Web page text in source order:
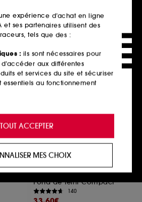
Ajouter au panier
Huile
SHISEIDO
Fond de Teint Compact
Protecteur UV SPF30
Fond de Teint Compact
140
Offre fidélité web
expérience d’achat en ligne
et ses partenaires utilisent des
tels que des :
: ils sont nécessaires pour
aux différentes
et services du site et sécuriser
essentiels au fonctionnement
et ne peuvent être désactivés.
expérience enrichie et
vous recommandant des
et des contenus qui
promotionnelles adaptées à
sociaux et publicité :
ils sont
présenter du contenu susceptible
TOUT ACCEPTER
MES CHOIX